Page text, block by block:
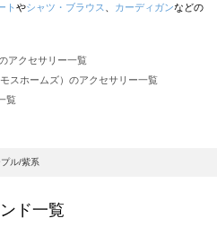
ト やシャツ・ブラウス カーディガンなどの
アクセサリー一覧
スホームズ）のアクセサリー一覧
覧
イサマンサモスモス）のアクセサリー一覧
ブルー）のアクセサリー一覧
一覧
プル/紫系
ド一覧